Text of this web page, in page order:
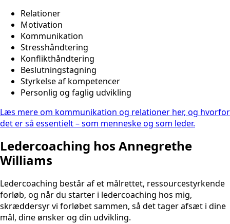
Relationer
Motivation
Kommunikation
Stresshåndtering
Konflikthåndtering
Beslutningstagning
Styrkelse af kompetencer
Personlig og faglig udvikling
Læs mere om kommunikation og relationer her, og hvorfor
det er så essentielt – som menneske og som leder.
Ledercoaching hos Annegrethe
Williams
Ledercoaching består af et målrettet, ressourcestyrkende
forløb, og når du starter i ledercoaching hos mig,
skræddersyr vi forløbet sammen, så det tager afsæt i dine
mål, dine ønsker og din udvikling.